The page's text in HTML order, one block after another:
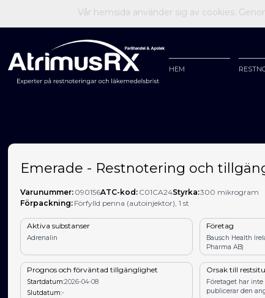
HEM
Emerade - Restnotering och
Varunummer: 090156ATC-kod: C01CA24Styrka:300 mikrogram
Förpackning: Förfylld penna (autoinjektor), 1 st
Aktiva substanser
Adrenalin
Företag
Bausch Health
Pharma AB)
Prognos och förväntad tillgänglighet
Startdatum:2026-04-08
Slutdatum:-
Orsak till
Företaget har
publicerar den
Vår hemsida använder sig av cookies.